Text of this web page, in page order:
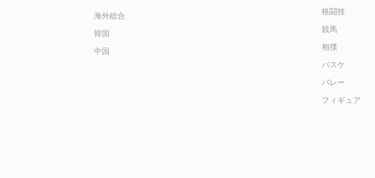
海外総合
韓国
中国
格闘技
競馬
相撲
バスケ
バレー
フィギュア